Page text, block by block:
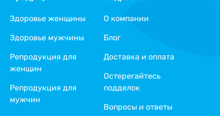
О компании
Блог
Доставка и оплата
Остерегайтесь
подделок
Вопросы и ответы
Здоровье женщины
Здоровье мужчины
Репродукция для
женщин
Репродукция для
мужчин